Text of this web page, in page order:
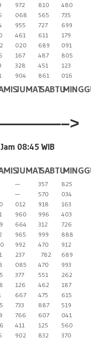
972 810
480
068 565
735
955 727
699
461 611
179
020 689
091
167 487
805
328 451
123
904 861 016
JUMATSABTU
Jam 08:45 WIB
JUMATSABTU
— 357
825
— 570
034
012 918
163
960 996
403
664 312
726
965 999
888
992 470
912
237 782
689
085 470
993
377 551
262
126 462
187
667 475
615
733 887
519
766 607
041
411 125
560
902 832
370